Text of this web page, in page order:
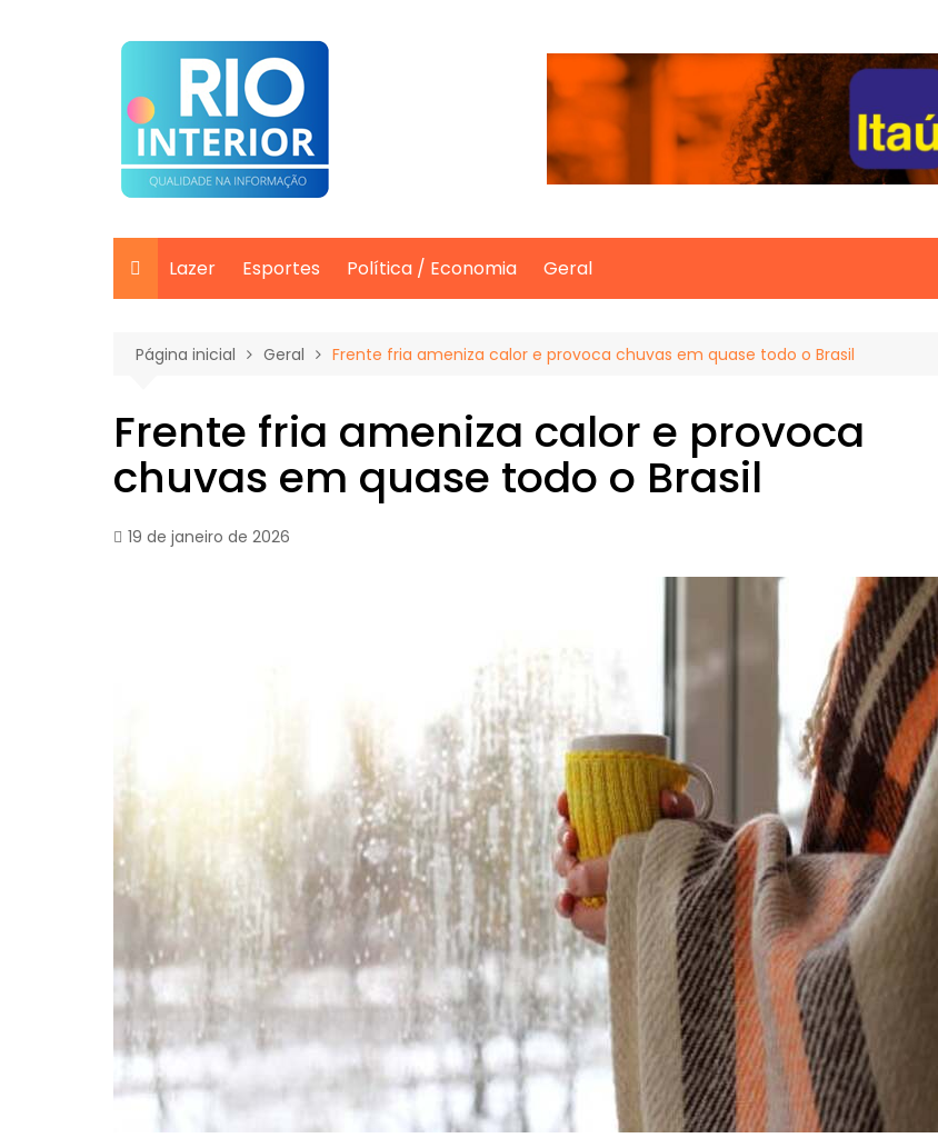
Lazer Esportes Política / Economia Geral
Página inicial Geral Frente fria ameniza calor e provoca chuvas em quase todo o Brasil
Frente fria ameniza calor e provoca
chuvas em quase todo o Brasil
19 de janeiro de 2026